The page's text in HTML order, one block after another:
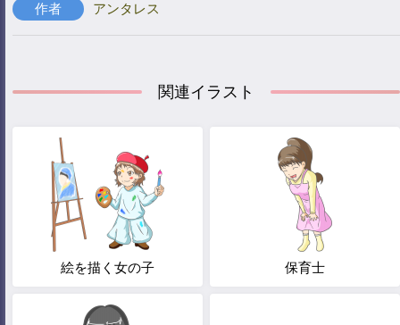
作者 アンタレス
関連イラスト
絵を描く女の子 保育士